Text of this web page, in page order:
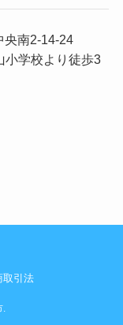
南2-14-24
小学校より徒歩3
取引法
.